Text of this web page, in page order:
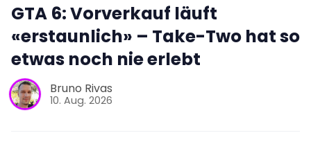
GTA 6: Vorverkauf läuft
«erstaunlich» – Take-Two hat so
etwas noch nie erlebt
Bruno Rivas
10. Aug. 2026